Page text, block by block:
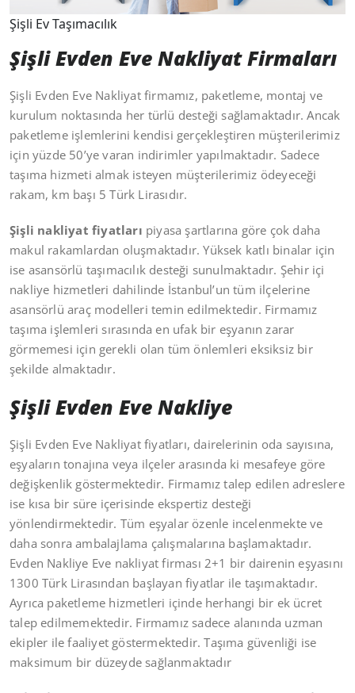
Şişli Ev Taşımacılık
Şişli Evden Eve Nakliyat Firmaları
Şişli Evden Eve Nakliyat firmamız, paketleme, montaj ve
kurulum noktasında her türlü desteği sağlamaktadır. Ancak
paketleme işlemlerini kendisi gerçekleştiren müşterilerimiz
için yüzde 50’ye varan indirimler yapılmaktadır. Sadece
taşıma hizmeti almak isteyen müşterilerimiz ödeyeceği
rakam, km başı 5 Türk Lirasıdır.
Şişli nakliyat fiyatları piyasa şartlarına göre çok daha
makul rakamlardan oluşmaktadır. Yüksek katlı binalar için
ise asansörlü taşımacılık desteği sunulmaktadır. Şehir içi
nakliye hizmetleri dahilinde İstanbul’un tüm ilçelerine
asansörlü araç modelleri temin edilmektedir. Firmamız
taşıma işlemleri sırasında en ufak bir eşyanın zarar
görmemesi için gerekli olan tüm önlemleri eksiksiz bir
şekilde almaktadır.
Şişli Evden Eve Nakliye
Şişli Evden Eve Nakliyat fiyatları, dairelerinin oda sayısına,
eşyaların tonajına veya ilçeler arasında ki mesafeye göre
değişkenlik göstermektedir. Firmamız talep edilen adreslere
ise kısa bir süre içerisinde ekspertiz desteği
yönlendirmektedir. Tüm eşyalar özenle incelenmekte ve
daha sonra ambalajlama çalışmalarına başlamaktadır.
Evden Nakliye Eve nakliyat firması 2+1 bir dairenin eşyasını
1300 Türk Lirasından başlayan fiyatlar ile taşımaktadır.
Ayrıca paketleme hizmetleri içinde herhangi bir ek ücret
talep edilmemektedir. Firmamız sadece alanında uzman
ekipler ile faaliyet göstermektedir. Taşıma güvenliği ise
maksimum bir düzeyde sağlanmaktadır